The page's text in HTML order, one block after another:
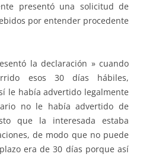
presentó una solicitud de
por entender procedente
la declaración » cuando
esos 30 días hábiles,
le había advertido legalmente
no le había advertido de
que la interesada estaba
de modo que no puede
era de 30 días porque así